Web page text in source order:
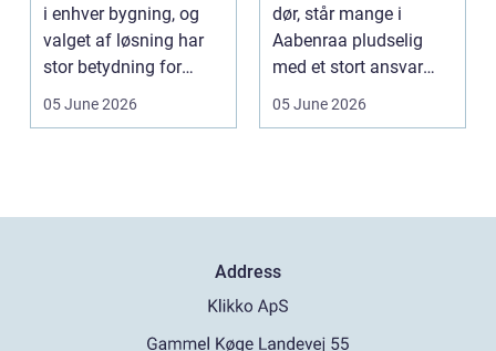
i enhver bygning, og
valget af løsning har
stor betydning for
b&a...
05 June 2026
dør, står mange i
Aabenraa pludselig
med et stort ansvar
midt i sorgen.
05 June 2026
Address